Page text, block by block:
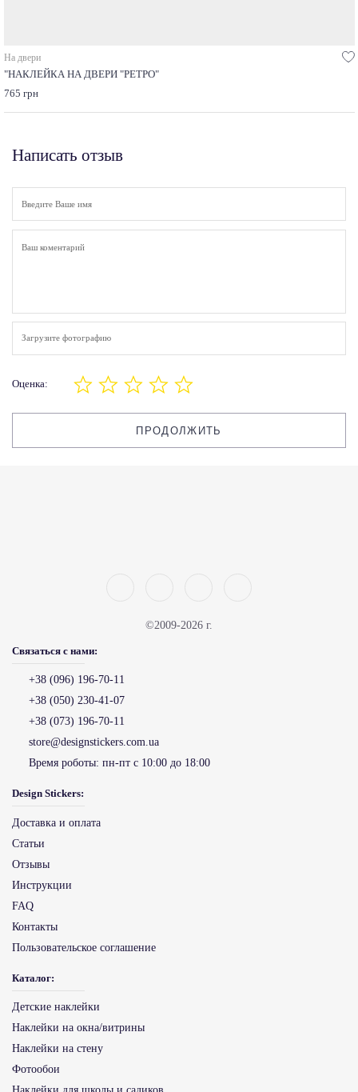
На двери
"НАКЛЕЙКА НА ДВЕРИ "РЕТРО"
765 грн
Написать отзыв
Загрузите фотографию
Оценка:
ПРОДОЛЖИТЬ
©2009-2026 г.
Связаться с нами:
+38 (096) 196-70-11
+38 (050) 230-41-07
+38 (073) 196-70-11
store@designstickers.com.ua
Время роботы: пн-пт с 10:00 до 18:00
Design Stickers:
Доставка и оплата
Статьи
Отзывы
Инструкции
FAQ
Контакты
Пользовательское соглашение
Каталог:
Детские наклейки
Наклейки на окна/витрины
Наклейки на стену
Фотообои